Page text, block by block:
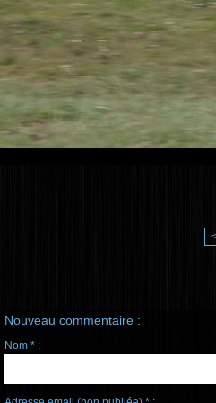
<
Nouveau commentaire :
Nom * :